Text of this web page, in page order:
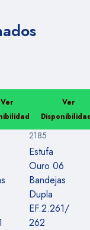
Ver
Ver
2185
Estufa
Ouro 06
Bandejas
Dupla
EF.2.261/
262